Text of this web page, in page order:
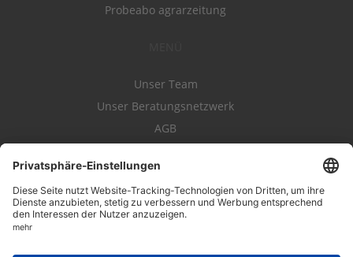
Probeabo agrarzeitung
Unser Team
Unser Beratungsnetzwerk
AGB
Datenschutz
Impressum
Kontakt